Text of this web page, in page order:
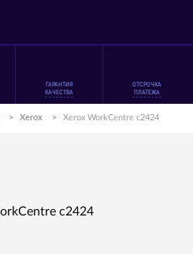
ГАРАНТИЯ
КАЧЕСТВА
ОТСРОЧКА
ПЛАТЕЖА
> Xerox > Xerox WorkCentre c2424